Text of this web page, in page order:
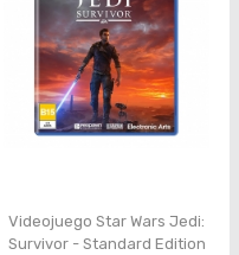
Videojuego Star Wars Jedi:
Survivor - Standard Edition